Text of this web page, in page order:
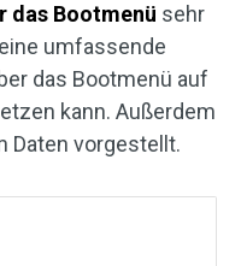
das Bootmenü sehr
eine umfassende
das Bootmenü auf
kann. Außerdem
Daten vorgestellt.